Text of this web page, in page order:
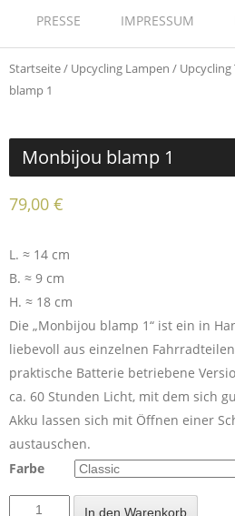
PRESSE IMPRESSUM
Startseite/ Upcycling Lampen /
blamp 1
Monbijou blamp 1
79,00 €
L. ≈ 14 cm
B. ≈ 9 cm
H. ≈ 18 cm
Die „Monbijou blamp 1“ ist ein in
liebevoll aus einzelnen
praktische Batterie betriebene
ca. 60 Stunden Licht, mit dem sich
Akku lassen sich mit Öffnen einer
austauschen.
Farbe
In den Warenkorb